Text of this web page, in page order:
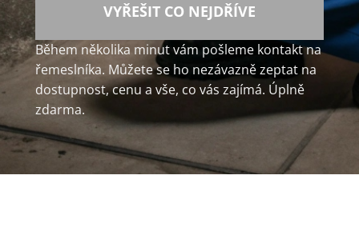
VYŘEŠIT CO NEJDŘÍVE
Během několika minut vám pošleme kontakt na
řemeslníka. Můžete se ho nezávazně zeptat na
dostupnost, cenu a vše, co vás zajímá. Úplně
zdarma.